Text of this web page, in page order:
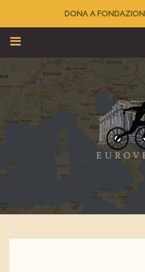
DONA A